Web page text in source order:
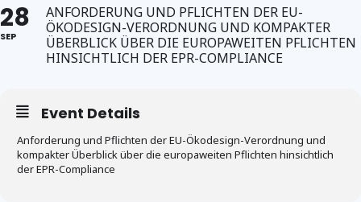
28
SEP
ANFORDERUNG UND PFLICHTEN DER EU-
ÖKODESIGN-VERORDNUNG UND KOMPAKTER
ÜBERBLICK ÜBER DIE EUROPAWEITEN PFLICHTEN
HINSICHTLICH DER EPR-COMPLIANCE
Event Details
Anforderung und Pflichten der EU-Ökodesign-Verordnung und
kompakter Überblick über die europaweiten Pflichten hinsichtlich
der EPR-Compliance